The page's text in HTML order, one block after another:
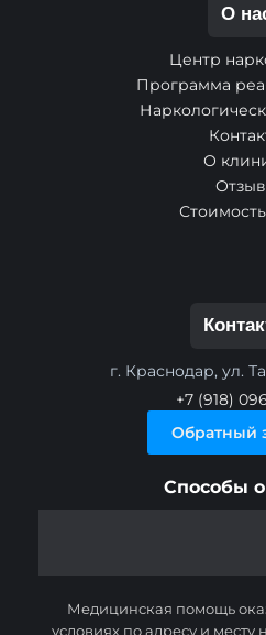
О
Центр
Программа
О
г. Краснодар, ул.
+7 (918)
Обратный
Способы
Медицинская помощь
условиях по адресу и